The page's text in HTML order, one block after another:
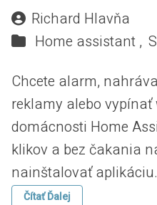
Richard Hlavňa
Home assistant ,
Chcete alarm,
reklamy alebo
domácnosti Home
klikov a bez čakania
nainštalovať aplikáciu.
Čítať Ďalej